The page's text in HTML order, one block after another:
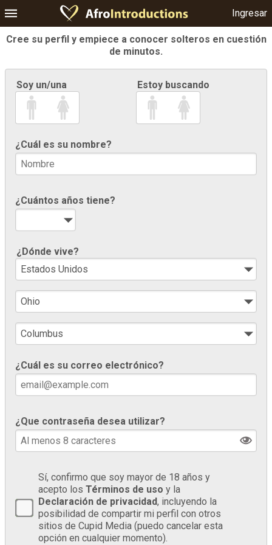
Ingresar
Cree su perfil y empiece a conocer solteros en cuestión
de minutos.
Soy un/una Estoy buscando
¿Cuál es su nombre?
¿Cuántos años tiene?
¿Dónde vive?
¿Cuál es su correo electrónico?
¿Que contraseña desea utilizar?
Sí, confirmo que soy mayor de 18 años y
acepto los Términos de uso y la
Declaración de privacidad, incluyendo la
posibilidad de compartir mi perfil con otros
sitios de Cupid Media (puedo cancelar esta
opción en cualquier momento).